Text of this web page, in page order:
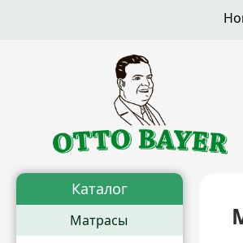
Каталог
Матрасы